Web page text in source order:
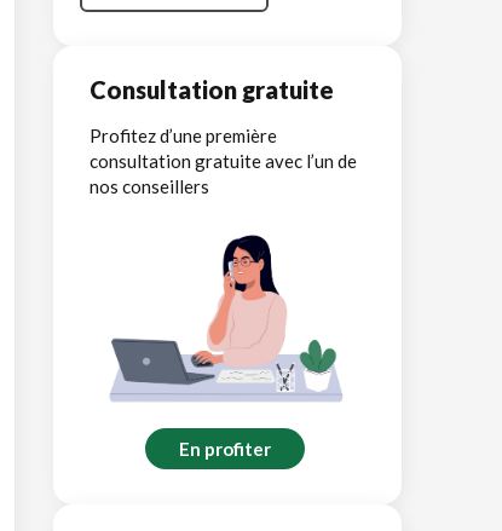
Consultation gratuite
Profitez d’une première
consultation gratuite avec l’un de
nos conseillers
En profiter